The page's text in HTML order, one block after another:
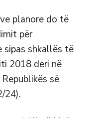
planore do të
për
sipas shkallës të
2018 deri në
së
24).